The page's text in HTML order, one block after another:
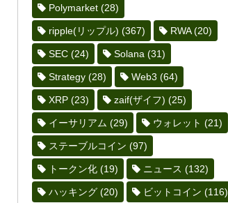
Polymarket (28)
ripple(リップル) (367) RWA(20)
SEC (24) Solana (31)
Strategy (28) Web3 (64)
XRP (23) zaif(ザイフ) (25)
イーサリアム (29) ウォレット (21)
ステーブルコイン (97)
トークン化 (19) ニュース (132)
ハッキング (20) ビットコイン (116)